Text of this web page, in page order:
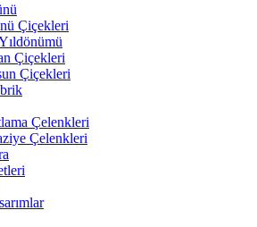
Çiçekleri
Çiçekleri
Çiçekleri
Çelenkleri
Çelenkleri